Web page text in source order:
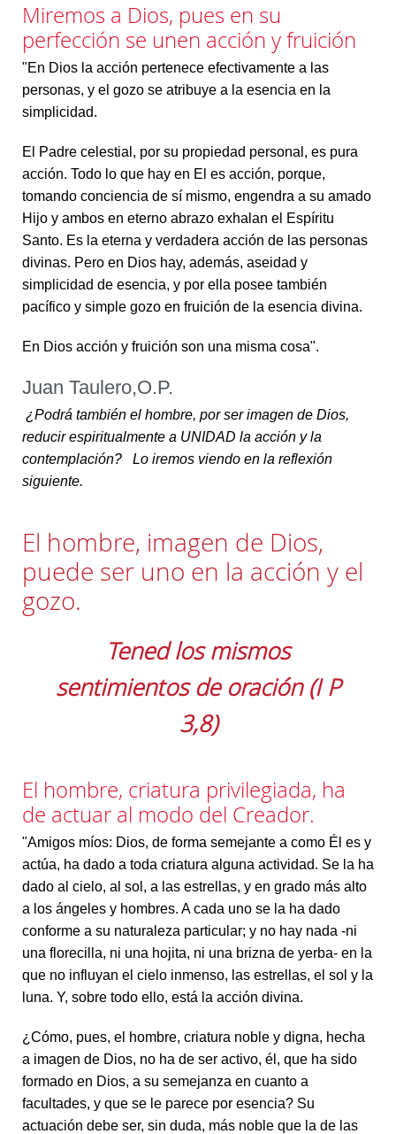
Miremos a Dios, pues en su
perfección se unen acción y fruición
"En Dios la acción pertenece efectivamente a las
personas, y el gozo se atribuye a la esencia en la
simplicidad.
El Padre celestial, por su propiedad personal, es pura
acción. Todo lo que hay en El es acción, porque,
tomando conciencia de sí mismo, engendra a su amado
Hijo y ambos en eterno abrazo exhalan el Espíritu
Santo. Es la eterna y verdadera acción de las personas
divinas. Pero en Dios hay, además, aseidad y
simplicidad de esencia, y por ella posee también
pacífico y simple gozo en fruición de la esencia divina.
En Dios acción y fruición son una misma cosa".
Juan Taulero,O.P.
¿Podrá también el hombre, por ser imagen de Dios,
reducir espiritualmente a UNIDAD la acción y la
contemplación? Lo iremos viendo en la reflexión
siguiente.
El hombre, imagen de Dios,
puede ser uno en la acción y el
gozo.
Tened los mismos
sentimientos de oración (I P
3,8)
El hombre, criatura privilegiada, ha
de actuar al modo del Creador.
"Amigos míos: Dios, de forma semejante a como Él es y
actúa, ha dado a toda criatura alguna actividad. Se la ha
dado al cielo, al sol, a las estrellas, y en grado más alto
a los ángeles y hombres. A cada uno se la ha dado
conforme a su naturaleza particular; y no hay nada -ni
una florecilla, ni una hojita, ni una brizna de yerba- en la
que no influyan el cielo inmenso, las estrellas, el sol y la
luna. Y, sobre todo ello, está la acción divina.
¿Cómo, pues, el hombre, criatura noble y digna, hecha
a imagen de Dios, no ha de ser activo, él, que ha sido
formado en Dios, a su semejanza en cuanto a
facultades, y que se le parece por esencia? Su
actuación debe ser, sin duda, más noble que la de las